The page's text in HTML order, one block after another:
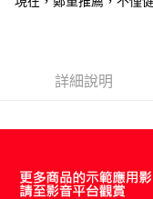
任。
恩沛科技股份有限公司將
詳細說明